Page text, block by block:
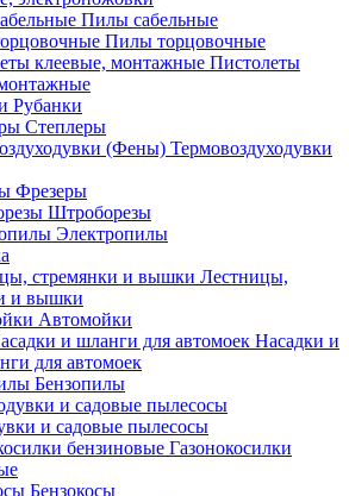
Пилы сабельные
Пилы торцовочные
Пистолеты
Рубанки
Степлеры
Термовоздуходувки
Фрезеры
Штроборезы
Электропилы
Лестницы,
и вышки
Автомойки
Насадки и
для автомоек
Бензопилы
и садовые пылесосы
Газонокосилки
Бензокосы